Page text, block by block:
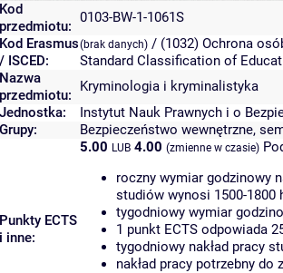
Kod
przedmiotu:
0103-BW-1-1061S
Kod Erasmus
/ ISCED:
(brak danych) / (1032) Ochrona
Standard Classification of
Nazwa
przedmiotu:
Kryminologia i kryminalistyka
Jednostka:
Instytut Nauk Prawnych i o
Grupy:
Bezpieczeństwo wewnętrzne,
Punkty ECTS
i inne:
5.00 LUB 4.00 (zmienne w czasie)
roczny wymiar godzinowy
studiów wynosi 1500-1800
tygodniowy wymiar
1 punkt ECTS odpowiada
tygodniowy nakład pracy
nakład pracy potrzebny